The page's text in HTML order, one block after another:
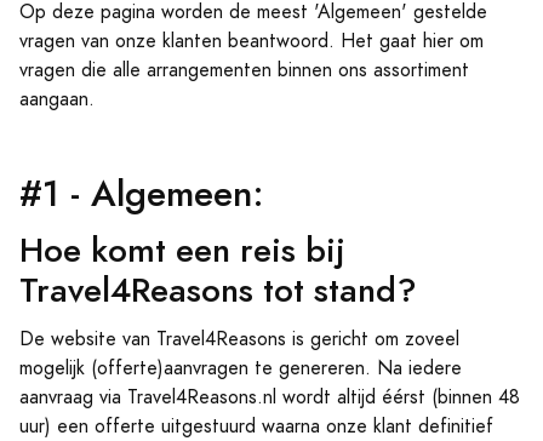
Op deze pagina worden de meest 'Algemeen' gestelde
vragen van onze klanten beantwoord. Het gaat hier om
vragen die alle arrangementen binnen ons assortiment
aangaan.
#1 - Algemeen:
Hoe komt een reis bij
Travel4Reasons tot stand?
De website van Travel4Reasons is gericht om zoveel
mogelijk (offerte)aanvragen te genereren. Na iedere
aanvraag via Travel4Reasons.nl wordt altijd éérst (binnen 48
uur) een offerte uitgestuurd waarna onze klant definitief